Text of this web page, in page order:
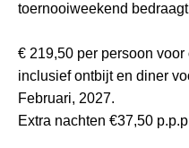
toernooiweekend
€ 219,50 per persoon voor
inclusief ontbijt en diner
Februari, 2027.
Extra nachten €37,50